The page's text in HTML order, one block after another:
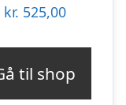
kr. 525,00
til shop